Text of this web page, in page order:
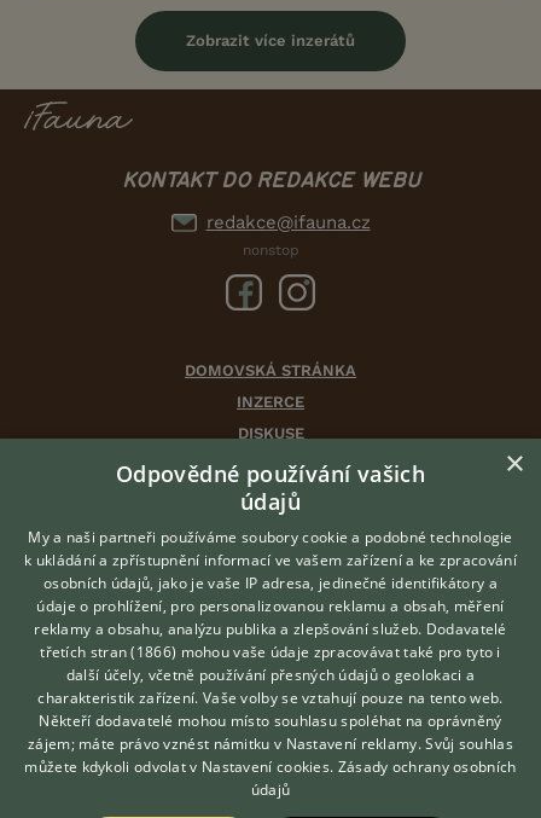
Zobrazit více inzerátů
KONTAKT DO REDAKCE WEBU
redakce@ifauna.cz
nonstop
DOMOVSKÁ STRÁNKA
INZERCE
DISKUSE
ČLÁNKY
CHOVATELSKÉ STANICE
VÝBĚR VHODNÉHO PLEMENE
O nás
Kontakt
Možnosti zvýraznění inzerátů
Podmínky užití
Zpracování osobních údajů
Hledáte zvířecího kamaráda?
Zdarma vám poradí
VETERINÁŘ ONLINE
KONZULTOVAT S
VETERINÁŘEM
×
Odpovědné používání vašich
údajů
My a naši partneři používáme soubory cookie a podobné technologie
k ukládání a zpřístupnění informací ve vašem zařízení a ke zpracování
osobních údajů, jako je vaše IP adresa, jedinečné identifikátory a
údaje o prohlížení, pro personalizovanou reklamu a obsah, měření
reklamy a obsahu, analýzu publika a zlepšování služeb. Dodavatelé
třetích stran (1866) mohou vaše údaje zpracovávat také pro tyto i
další účely, včetně používání přesných údajů o geolokaci a
charakteristik zařízení. Vaše volby se vztahují pouze na tento web.
Někteří dodavatelé mohou místo souhlasu spoléhat na oprávněný
zájem; máte právo vznést námitku v Nastavení reklamy. Svůj souhlas
můžete kdykoli odvolat v Nastavení cookies. Zásady ochrany osobních
údajů